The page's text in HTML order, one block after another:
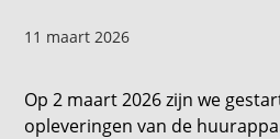
11 maart 2026
Op 2 maart 2026 zijn we
opleveringen van de